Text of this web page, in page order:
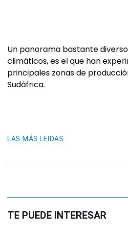
Un panorama bastante
climáticos, es el que han
principales zonas de
Sudáfrica.
LAS MÁS LEIDAS
TE PUEDE INTERESAR